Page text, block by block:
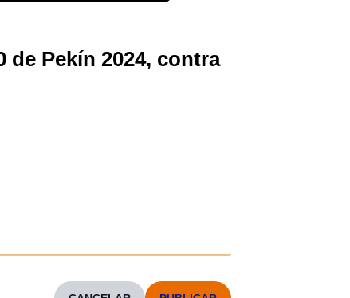
de Pekín 2024, contra